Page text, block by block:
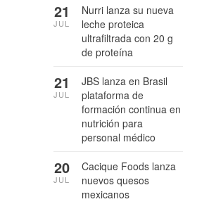
Nurri lanza su nueva
leche proteica
ultrafiltrada con 20 g
de proteína
21
JUL
JBS lanza en Brasil
plataforma de
formación continua en
nutrición para
personal médico
21
JUL
Cacique Foods lanza
nuevos quesos
mexicanos
20
JUL